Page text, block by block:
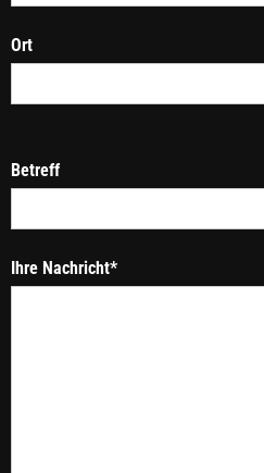
Ort
Betreff
Ihre Nachricht*